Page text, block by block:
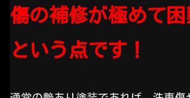
傷の補修が極めて
という点です！